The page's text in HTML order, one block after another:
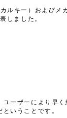
ルキー）およびメ
しました。
ーザーにより早く
いうことです。